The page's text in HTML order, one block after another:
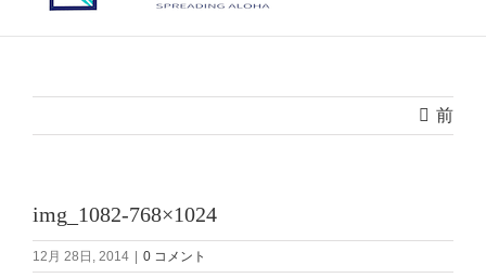
前
img_1082-768×1024
12月 28日, 2014 0 コメント